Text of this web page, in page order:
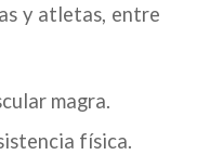
y atletas, entre
magra.
física.